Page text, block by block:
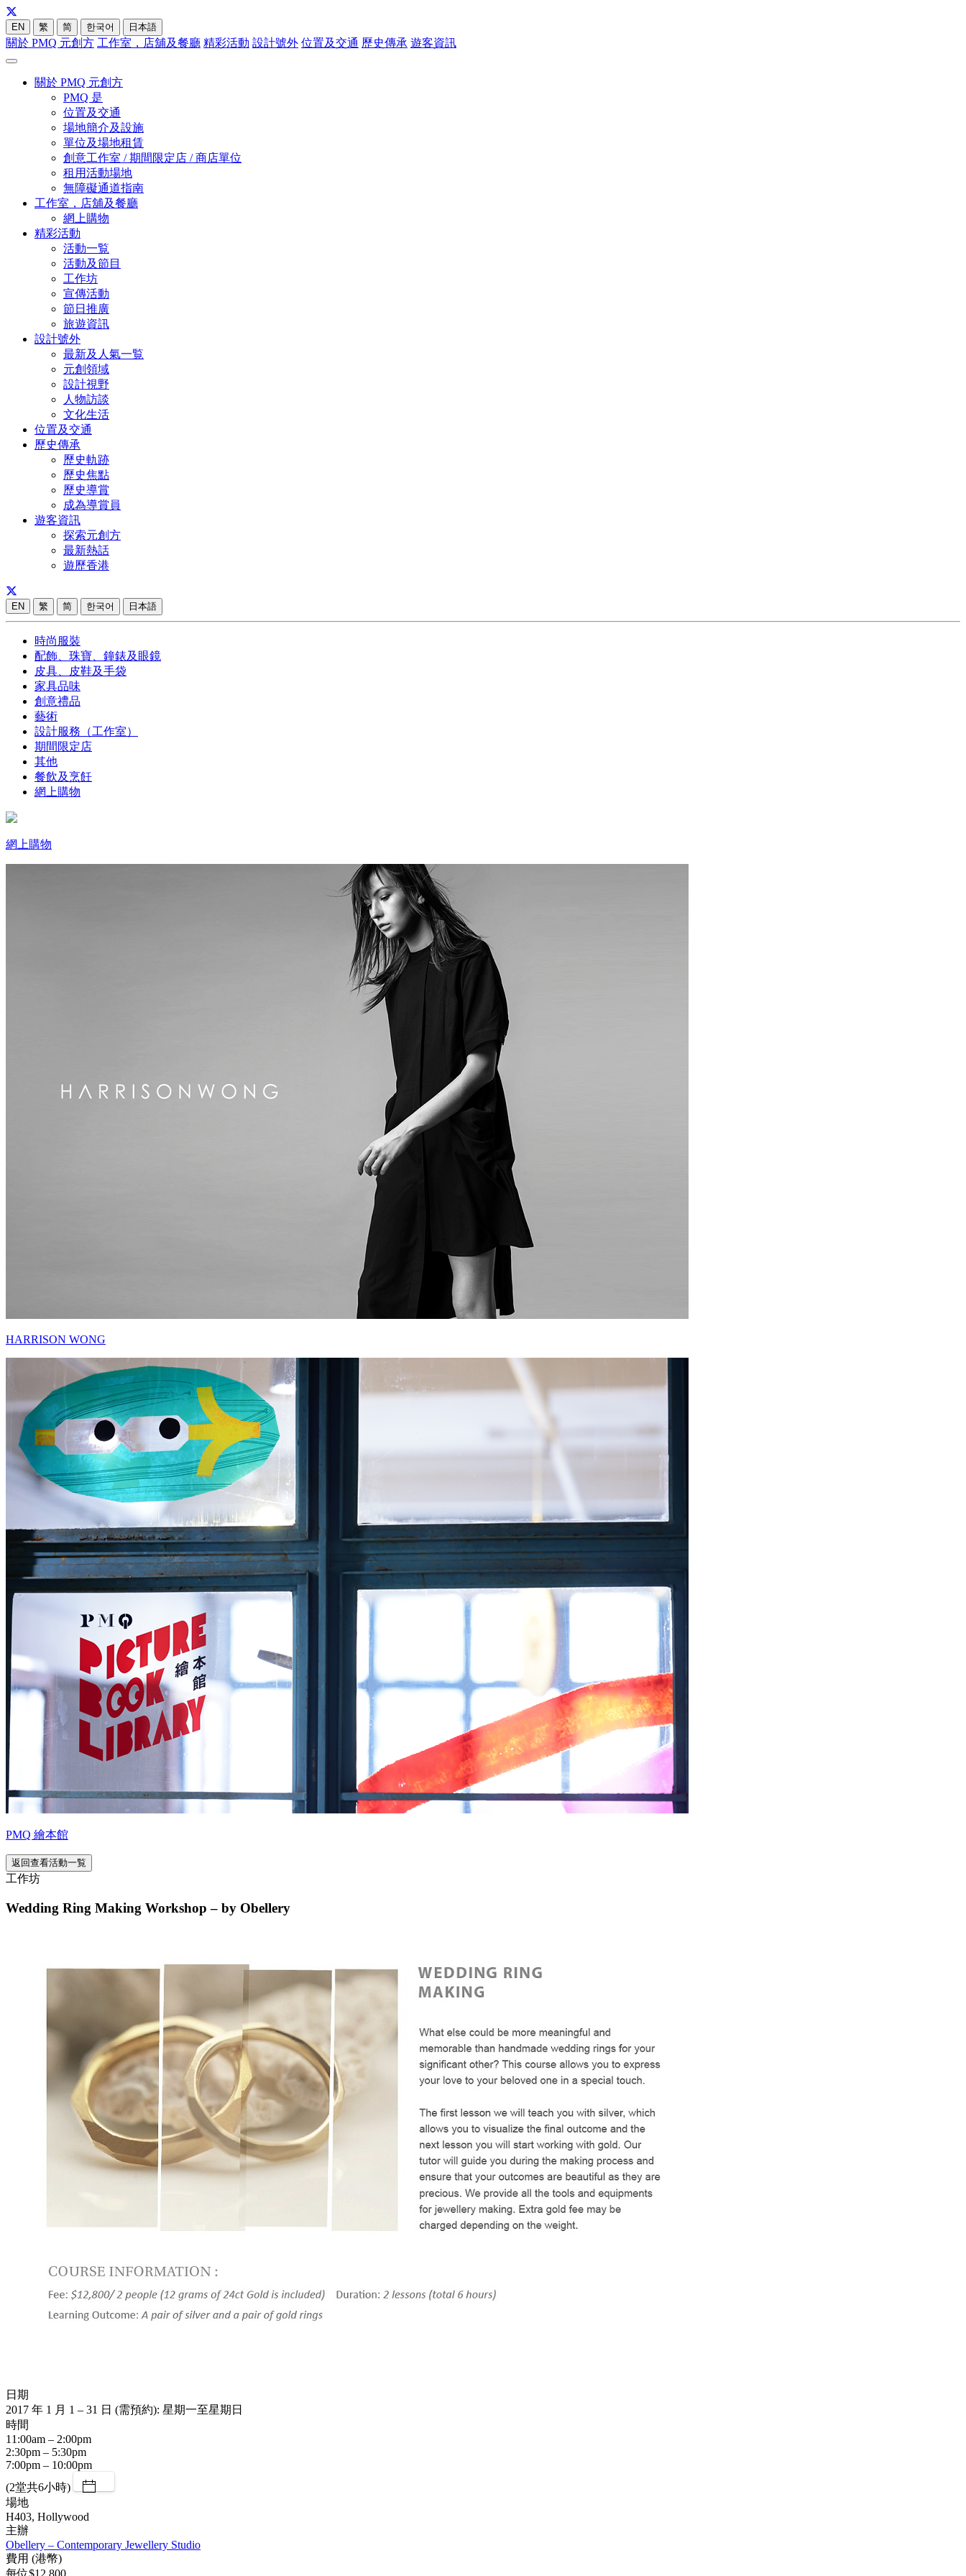
EN 繁 简 한국어 日本語
關於 PMQ 元創方 工作室，店舖及餐廳 精彩活動 設計號外 位置及交通 歷史傳承 遊客資訊
關於 PMQ 元創方
PMQ 是
位置及交通
場地簡介及設施
單位及場地租賃
創意工作室 / 期間限定店 / 商店單位
租用活動場地
無障礙通道指南
工作室，店舖及餐廳
網上購物
精彩活動
活動一覧
活動及節目
工作坊
宣傳活動
節日推廣
旅遊資訊
設計號外
最新及人氣一覧
元創領域
設計視野
人物訪談
文化生活
位置及交通
歷史傳承
歷史軌跡
歷史焦點
歷史導賞
成為導賞員
遊客資訊
探索元創方
最新熱話
遊歷香港
EN 繁 简 한국어 日本語
時尚服裝
配飾、珠寶、鐘錶及眼鏡
皮具、皮鞋及手袋
家具品味
創意禮品
藝術
設計服務（工作室）
期間限定店
其他
餐飲及烹飪
網上購物
網上購物
HARRISON WONG
PMQ 繪本館
返回查看活動一覧
工作坊
Wedding Ring Making Workshop – by Obellery
日期
2017 年 1 月 1 – 31 日 (需預約): 星期一至星期日
時間
11:00am – 2:00pm
2:30pm – 5:30pm
7:00pm – 10:00pm
(2堂共6小時)
場地
H403, Hollywood
主辦
Obellery – Contemporary Jewellery Studio
費用 (港幣)